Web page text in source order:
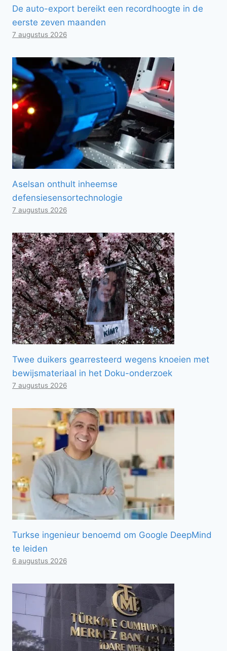
De auto-export bereikt een recordhoogte in de
eerste zeven maanden
7 augustus 2026
Aselsan onthult inheemse
defensiesensortechnologie
7 augustus 2026
Twee duikers gearresteerd wegens knoeien met
bewijsmateriaal in het Doku-onderzoek
7 augustus 2026
Turkse ingenieur benoemd om Google DeepMind
te leiden
6 augustus 2026